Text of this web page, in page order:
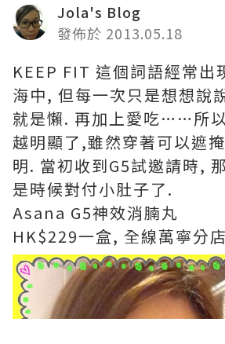
Jola's Blog
發佈於 2013.05.18
KEEP FIT 這個詞語經常出
海中, 但每一次只是想想說
就是懶. 再加上愛吃……所
越明顯了,雖然穿著可以遮
明. 當初收到G5試邀請時,
是時候對付小肚子了.
Asana G5神效消腩丸
HK$229一盒, 全線萬寧分